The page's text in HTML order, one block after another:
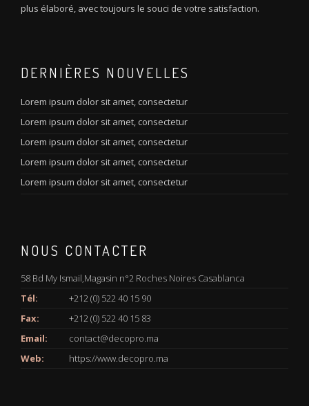
plus élaboré, avec toujours le souci de votre satisfaction.
DERNIÈRES NOUVELLES
Lorem ipsum dolor sit amet, consectetur
Lorem ipsum dolor sit amet, consectetur
Lorem ipsum dolor sit amet, consectetur
Lorem ipsum dolor sit amet, consectetur
Lorem ipsum dolor sit amet, consectetur
NOUS CONTACTER
58 Bd My Ismail,Magasin n°2 Roches Noires Casablanca
Tél:
+212 (0) 522 40 15 90
Fax:
+212 (0) 522 40 15 83
Email:
contact@decopro.ma
Web:
https://www.decopro.ma